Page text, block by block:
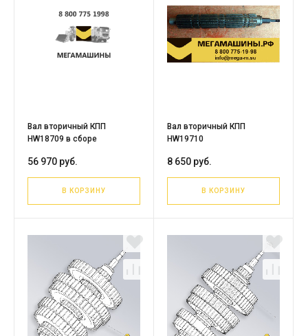
Вал вторичный КПП
HW18709 в сборе
56 970 руб.
В КОРЗИНУ
Вал вторичный КПП
HW19710
8 650 руб.
В КОРЗИНУ